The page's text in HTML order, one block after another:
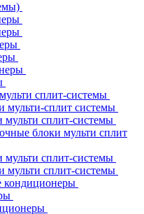
сплит-системы
мульти-сплит системы
мульти сплит-системы
блоки мульти сплит
сплит-системы
мульти сплит-системы
кондиционеры